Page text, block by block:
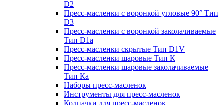
D2
Пресс-масленки с воронкой угловые 90° Тип
D3
Пресс-масленки с воронкой заколачиваемые
Тип D1a
Пресс-масленки скрытые Тип D1V
Пресс-масленки шаровые Тип К
Пресс-масленки шаровые заколачиваемые
Тип Кa
Наборы пресс-масленок
Инструменты для пресс-масленок
Колпачки для пресс-масленок